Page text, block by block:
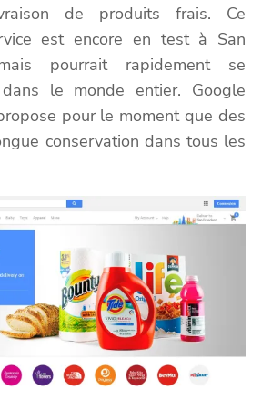
de produits frais. Ce
est encore en test à San
pourrait rapidement se
le monde entier. Google
pour le moment que des
conservation dans tous les